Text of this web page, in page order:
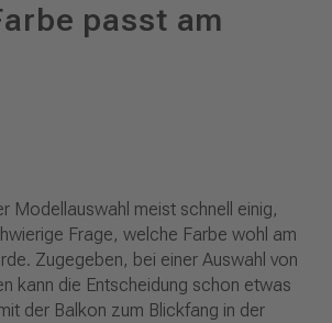
passt am
Modellauswahl meist schnell einig,
Frage, welche Farbe wohl am
Zugegeben, bei einer Auswahl von
kann die Entscheidung schon etwas
der Balkon zum Blickfang in der